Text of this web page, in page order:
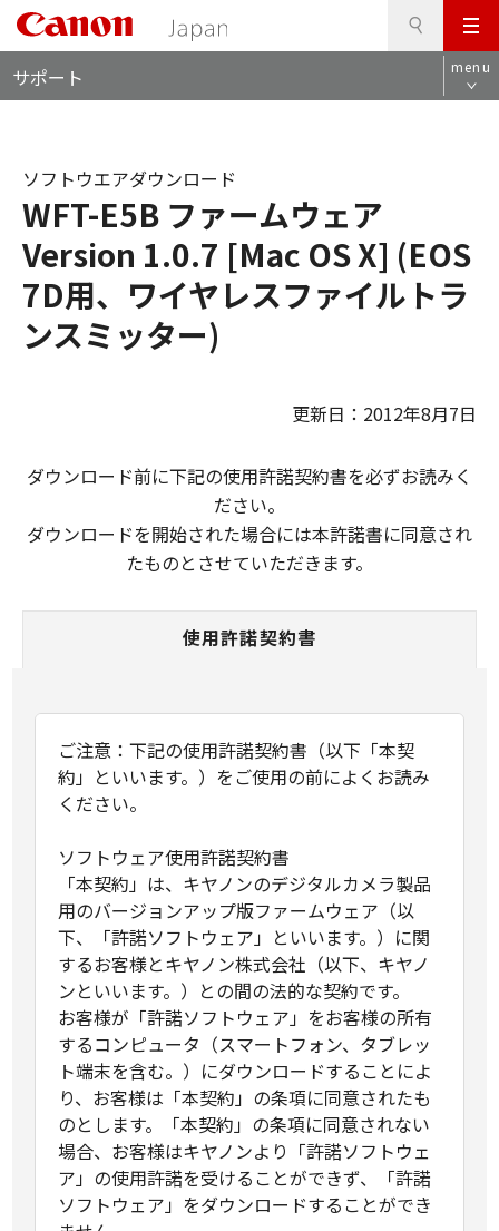
メ
ニ
ュ
サポート menu
WFT-E5B ファームウェア
Version 1.0.7 [Mac OS X] (EOS
7D用、ワイヤレスファイルトラ
ンスミッター)
ソフトウエアダウンロード
更新日：2012年8月7日
ダウンロード前に下記の使用許諾契約書を必ずお読みく
ださい。
ダウンロードを開始された場合には本許諾書に同意され
たものとさせていただきます。
使用許諾契約書
ご注意：下記の使用許諾契約書（以下「本契
約」といいます。）をご使用の前によくお読み
ください。
ソフトウェア使用許諾契約書
「本契約」は、キヤノンのデジタルカメラ製品
用のバージョンアップ版ファームウェア（以
下、「許諾ソフトウェア」といいます。）に関
するお客様とキヤノン株式会社（以下、キヤノ
ンといいます。）との間の法的な契約です。
お客様が「許諾ソフトウェア」をお客様の所有
するコンピュータ（スマートフォン、タブレッ
ト端末を含む。）にダウンロードすることによ
り、お客様は「本契約」の条項に同意されたも
のとします。「本契約」の条項に同意されない
場合、お客様はキヤノンより「許諾ソフトウェ
ア」の使用許諾を受けることができず、「許諾
ソフトウェア」をダウンロードすることができ